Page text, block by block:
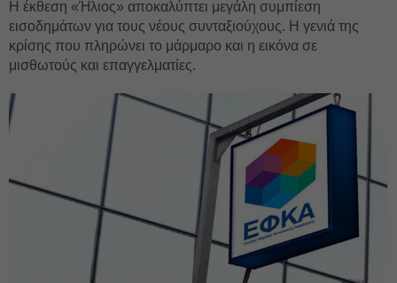
Η έκθεση «Ήλιος» αποκαλύπτει μεγάλη συμπίεση
εισοδημάτων για τους νέους συνταξιούχους. Η γενιά της
κρίσης που πληρώνει το μάρμαρο και η εικόνα σε
μισθωτούς και επαγγελματίες.